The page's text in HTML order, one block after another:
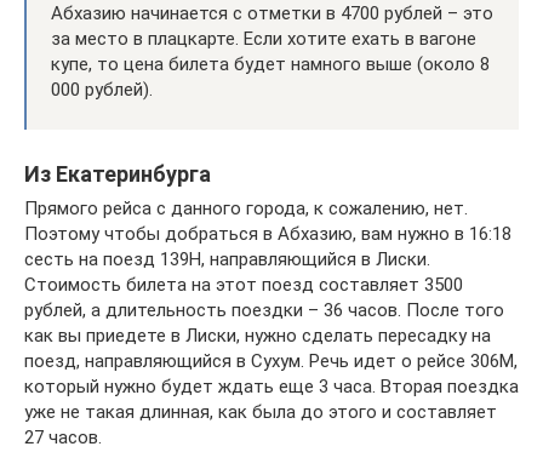
Абхазию начинается с отметки в 4700 рублей – это
за место в плацкарте. Если хотите ехать в вагоне
купе, то цена билета будет намного выше (около 8
000 рублей).
Из Екатеринбурга
Прямого рейса с данного города, к сожалению, нет.
Поэтому чтобы добраться в Абхазию, вам нужно в 16:18
сесть на поезд 139Н, направляющийся в Лиски.
Стоимость билета на этот поезд составляет 3500
рублей, а длительность поездки – 36 часов. После того
как вы приедете в Лиски, нужно сделать пересадку на
поезд, направляющийся в Сухум. Речь идет о рейсе 306М,
который нужно будет ждать еще 3 часа. Вторая поездка
уже не такая длинная, как была до этого и составляет
27 часов.